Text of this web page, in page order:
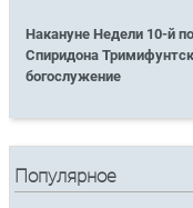
Накануне Недели 10-й
Спиридона
богослужение
Популярное